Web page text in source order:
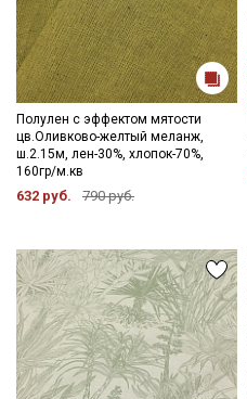
Полулен с эффектом мятости
цв.Оливково-желтый меланж,
ш.2.15м, лен-30%, хлопок-70%,
160гр/м.кв
632 руб. 790 руб.